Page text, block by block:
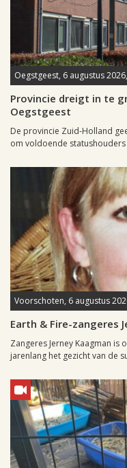
Oegstgeest, 6 augustus
Provincie dreigt in te
Oegstgeest
De provincie Zuid-Holland
om voldoende statushouders
Voorschoten, 6 augustus
Earth & Fire-zangeres
Zangeres Jerney Kaagman
jarenlang het gezicht van de